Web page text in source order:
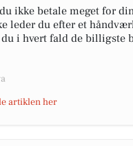
ikke betale meget for
leder du efter et
i hvert fald de billigste
artiklen her